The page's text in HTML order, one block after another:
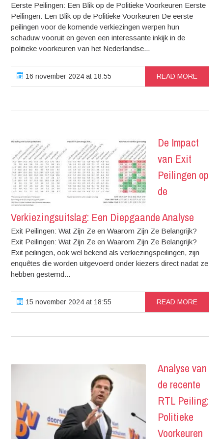
Eerste Peilingen: Een Blik op de Politieke Voorkeuren Eerste
Peilingen: Een Blik op de Politieke Voorkeuren De eerste
peilingen voor de komende verkiezingen werpen hun
schaduw vooruit en geven een interessante inkijk in de
politieke voorkeuren van het Nederlandse...
16 november 2024 at 18:55 READ MORE
De Impact
van Exit
Peilingen op
de
Verkiezingsuitslag: Een Diepgaande Analyse
Exit Peilingen: Wat Zijn Ze en Waarom Zijn Ze Belangrijk?
Exit Peilingen: Wat Zijn Ze en Waarom Zijn Ze Belangrijk?
Exit peilingen, ook wel bekend als verkiezingspeilingen, zijn
enquêtes die worden uitgevoerd onder kiezers direct nadat ze
hebben gestemd...
15 november 2024 at 18:55 READ MORE
Analyse van
de recente
RTL Peiling:
Politieke
Voorkeuren